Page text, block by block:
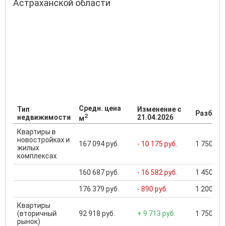
Астраханской области
Тип
недвижимости
Средн. цена
м2
Изменение с
21.04.2026
Квартиры в
новостройках и
жилых
комплексах
167 094 руб. - 10 175 руб. 1 750
160 687 руб. - 16 582 руб. 1 450
176 379 руб. - 890 руб. 1 200
Квартиры
(вторичный
рынок)
92 918 руб. + 9 713 руб. 1 750